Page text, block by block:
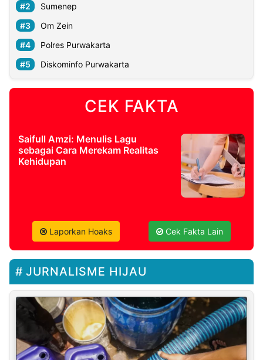
Sumenep
Om Zein
Polres Purwakarta
Diskominfo Purwakarta
CEK FAKTA
Saifull Amzi: Menulis Lagu
sebagai Cara Merekam Realitas
Kehidupan
Laporkan Hoaks Cek Fakta Lain
JURNALISME HIJAU